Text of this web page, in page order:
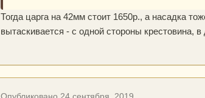
Тогда царга на 42мм стоит 1650р., а насадка
вытаскивается - с одной стороны крестовина, в
Опубликовано 24 сентября, 2019